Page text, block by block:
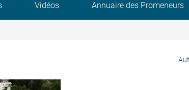
Vidéos Annuaire des Promeneurs